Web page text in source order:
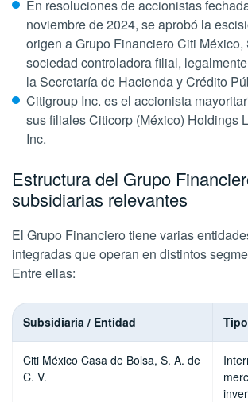
En resoluciones de accionistas
noviembre de 2024, se aprobó la
origen a Grupo Financiero Citi México,
sociedad controladora filial,
la Secretaría de Hacienda y Crédito
Citigroup Inc. es el accionista
sus filiales Citicorp (México) Holdings
Inc.
Estructura del Grupo
subsidiarias relevantes
El Grupo Financiero tiene varias
integradas que operan en distintos
Entre ellas:
Subsidiaria / Entidad
Citi México Casa de Bolsa, S. A. de
C. V.